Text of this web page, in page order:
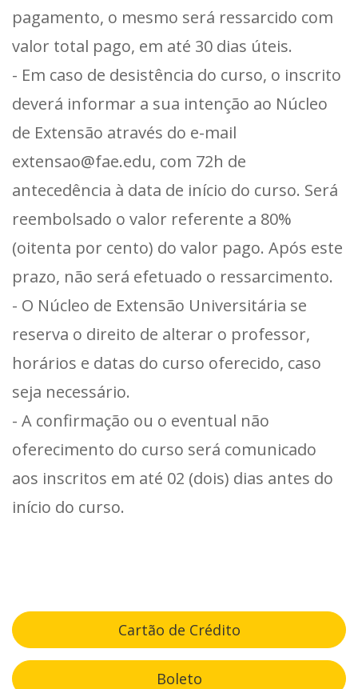
pagamento, o mesmo será ressarcido com
valor total pago, em até 30 dias úteis.
- Em caso de desistência do curso, o inscrito
deverá informar a sua intenção ao Núcleo
de Extensão através do e-mail
extensao@fae.edu, com 72h de
antecedência à data de início do curso. Será
reembolsado o valor referente a 80%
(oitenta por cento) do valor pago. Após este
prazo, não será efetuado o ressarcimento.
- O Núcleo de Extensão Universitária se
reserva o direito de alterar o professor,
horários e datas do curso oferecido, caso
seja necessário.
- A confirmação ou o eventual não
oferecimento do curso será comunicado
aos inscritos em até 02 (dois) dias antes do
início do curso.
Cartão de Crédito
Boleto